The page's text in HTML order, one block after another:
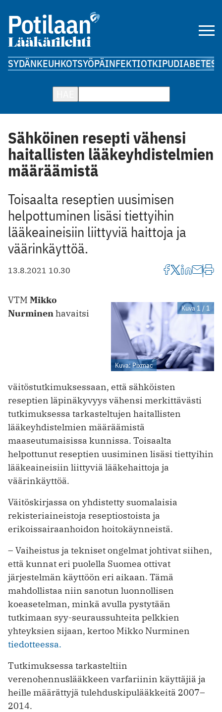
SYDÄNKEUHKOTSYÖPÄINFEKTIOTKIPUDIABETES
Sähköinen resepti vähensi
haitallisten lääkeyhdistelmien
määräämistä
Toisaalta reseptien uusimisen
helpottuminen lisäsi tiettyihin
lääkeaineisiin liittyviä haittoja ja
väärinkäyttöä.
13.8.2021 10.30
Kuva 1 / 1
Kuva: Pixmac
VTM Mikko
Nurminenhavaitsi
väitöstutkimuksessaan, että sähköisten
reseptien läpinäkyvyys vähensi merkittävästi
tutkimuksessa tarkasteltujen haitallisten
lääkeyhdistelmien määräämistä
maaseutumaisissa kunnissa. Toisaalta
helpottunut reseptien uusiminen lisäsi tiettyihin
lääkeaineisiin liittyviä lääkehaittoja ja
väärinkäyttöä.
Väitöskirjassa on yhdistetty suomalaisia
rekisteriaineistoja reseptiostoista ja
erikoissairaanhoidon hoitokäynneistä.
– Vaiheistus ja tekniset ongelmat johtivat siihen,
että kunnat eri puolella Suomea ottivat
järjestelmän käyttöön eri aikaan. Tämä
mahdollistaa niin sanotun luonnollisen
koeasetelman, minkä avulla pystytään
tutkimaan syy-seuraussuhteita pelkkien
yhteyksien sijaan, kertoo Mikko Nurminen
tiedotteessa.
Tutkimuksessa tarkasteltiin
verenohennuslääkkeen varfariinin käyttäjiä ja
heille määrättyjä tulehduskipulääkkeitä 2007–
2014.